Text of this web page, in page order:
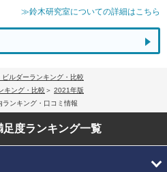
≫鈴木研究室についての詳細はこちら
ビルダーランキング・比較
キング・比較
2021年版
ンキング・口コミ情報
足度ランキング一覧